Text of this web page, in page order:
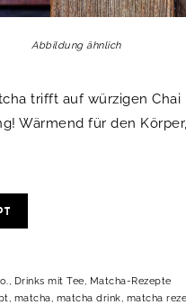
Abbildung ähnlich
trifft auf würzigen Chai
Wärmend für den
, Drinks mit Tee, Matcha-Rezepte
, matcha, matcha drink, matcha